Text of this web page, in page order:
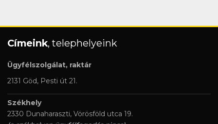
Címeink, telephelyeink
Ügyfélszolgálat, raktár
2131 Göd, Pesti út 21.
Székhely
2330 Dunaharaszti, Vörösföld utca 19.